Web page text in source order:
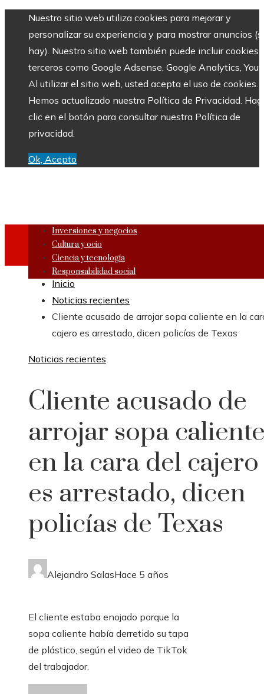
Nuestro sitio web utiliza cookies para mejorar y
personalizar su experiencia y para mostrar anuncios
hay). Nuestro sitio web también puede incluir cookies
terceros como Google Adsense, Google Analytics,
Al utilizar el sitio web, usted acepta el uso de cookies.
Hemos actualizado nuestra Política de Privacidad.
clic en el botón para consultar nuestra Política de
privacidad.
Ok, Acepto
Inversiones y negocios
Cultura y ocio
Ciencia y tecnología
Responsabilidad social
Inicio
Noticias recientes
Cliente acusado de arrojar sopa caliente en la
cajero es arrestado, dicen policías de Texas
Noticias recientes
Cliente acusado de
arrojar sopa
en la cara del cajero
es arrestado, dicen
policías de Texas
Alejandro SalasHace 5 años
El cliente estaba enojado porque la
sopa caliente había derretido su tapa
de plástico, según el video de TikTok
del trabajador.